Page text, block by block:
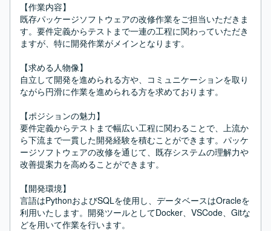
【作業内容】
既存パッケージソフトウェアの改修作業をご担当いただきま
す。要件定義からテストまで一連の工程に関わっていただき
ますが、特に開発作業がメインとなります。
【求める人物像】
自立して開発を進められる方や、コミュニケーションを取り
ながら円滑に作業を進められる方を求めております。
【ポジションの魅力】
要件定義からテストまで幅広い工程に関わることで、上流か
ら下流まで一貫した開発経験を積むことができます。パッケ
ージソフトウェアの改修を通じて、既存システムの理解力や
改善提案力を高めることができます。
【開発環境】
言語はPythonおよびSQLを使用し、データベースはOracleを
利用いたします。開発ツールとしてDocker、VSCode、Gitな
どを用いて作業を行います。